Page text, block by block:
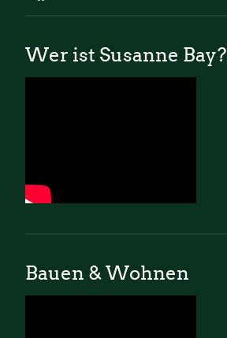
Wer ist Susanne Bay?
Bauen & Wohnen